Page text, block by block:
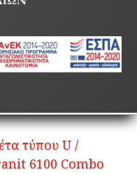
τύπου U/
6100 Combo